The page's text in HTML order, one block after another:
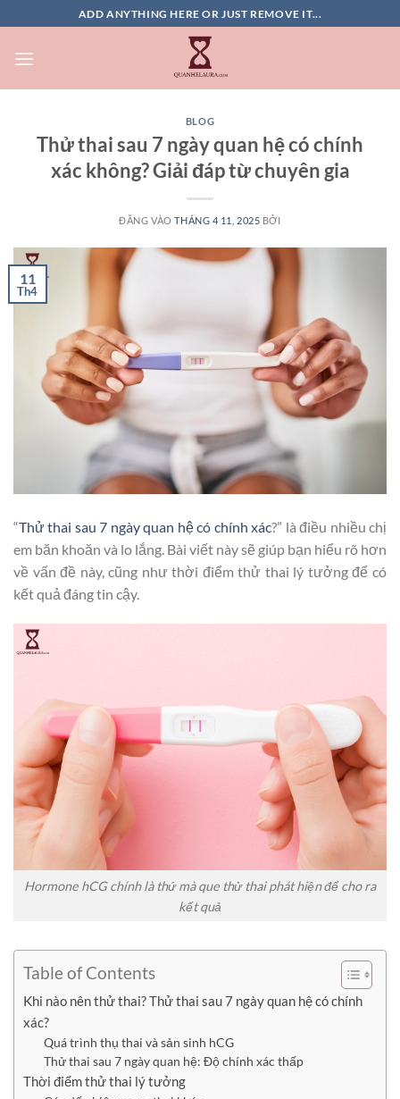
qua
nội
ADD ANYTHING HERE OR JUST REMOVE IT...
BLOG
Thử thai sau 7 ngày quan hệ có chính
xác không? Giải đáp từ chuyên gia
ĐĂNG VÀOTHÁNG 4 11, 2025 BỞI
11
Th4
“Thử thai sau 7 ngày quan hệ có chính xác?” là điều nhiều chị
em băn khoăn và lo lắng. Bài viết này sẽ giúp bạn hiểu rõ hơn
về vấn đề này, cũng như thời điểm thử thai lý tưởng để có
kết quả đáng tin cậy.
Hormone hCG chính là thứ mà que thử thai phát hiện để cho ra
kết quả
Table of Contents
Khi nào nên thử thai? Thử thai sau 7 ngày quan hệ có chính
xác?
Quá trình thụ thai và sản sinh hCG
Thử thai sau 7 ngày quan hệ: Độ chính xác thấp
Thời điểm thử thai lý tưởng